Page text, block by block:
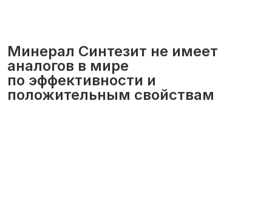
Минерал Синтезит не имеет
аналогов в мире
по эффективности и
положительным свойствам